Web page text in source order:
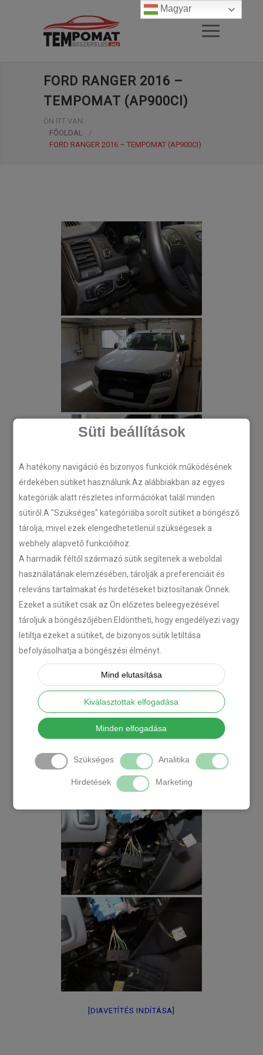
Süti beállítások
A hatékony navigáció és bizonyos funkciók működésének
érdekében sütiket használunk.Az alábbiakban az egyes
kategóriák alatt részletes információkat talál minden
sütiről.A "Szükséges" kategóriába sorolt sütiket a böngésző
tárolja, mivel ezek elengedhetetlenül szükségesek a
webhely alapvető funkcióihoz.
A harmadik féltől származó sütik segítenek a weboldal
használatának elemzésében, tárolják a preferenciáit és
releváns tartalmakat és hirdetéseket biztosítanak Önnek.
Ezeket a sütiket csak az Ön előzetes beleegyezésével
tároljuk a böngészőjében.Eldöntheti, hogy engedélyezi vagy
letiltja ezeket a sütiket, de bizonyos sütik letiltása
befolyásolhatja a böngészési élményt.
Mind elutasítása
Kiválasztottak elfogadása
Minden elfogadása
Szükséges Analitika
Hirdetések Marketing
FORD RANGER 2016 –
TEMPOMAT (AP900CI)
ÖN ITT VAN:
FŐOLDAL
/
FORD RANGER 2016 – TEMPOMAT (AP900CI)
[DIAVETÍTÉS INDÍTÁSA]
Magyar